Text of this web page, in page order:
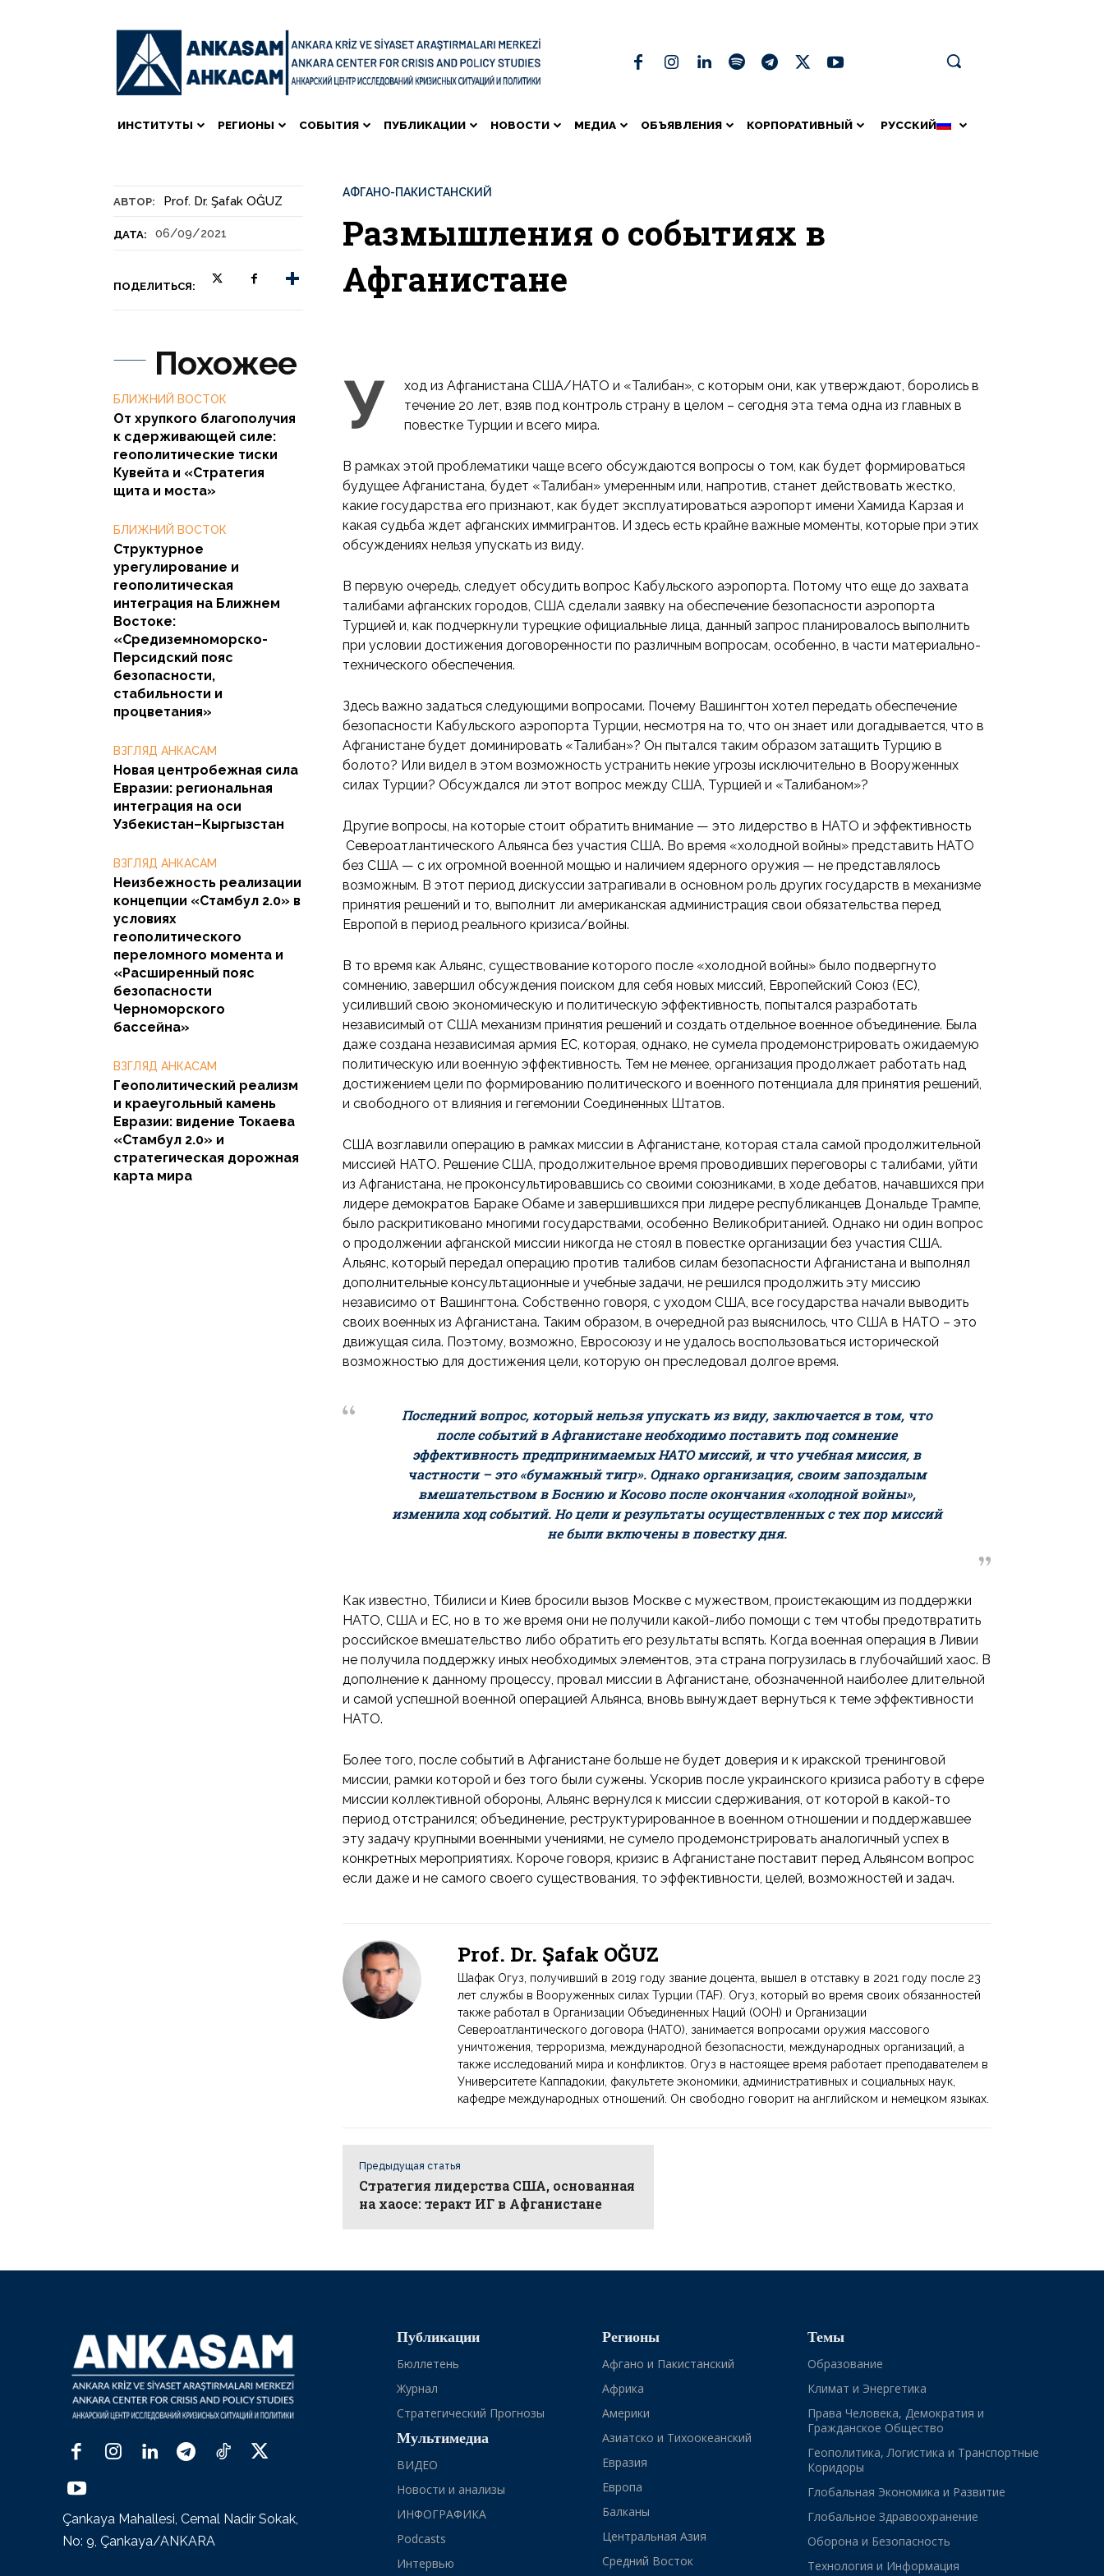
ИНСТИТУТЫ РЕГИОНЫ СОБЫТИЯ ПУБЛИКАЦИИ НОВОСТИ МЕДИА ОБЪЯВЛЕНИЯ КОРПОРАТИВНЫЙ РУССКИЙ
АВТОР: Prof. Dr. Şafak OĞUZ
ДАТА: 06/09/2021
ПОДЕЛИТЬСЯ:
АФГАНО-ПАКИСТАНСКИЙ
Размышления о событиях в
Афганистане
Похожее
БЛИЖНИЙ ВОСТОК
От хрупкого благополучия
к сдерживающей силе:
геополитические тиски
Кувейта и «Стратегия
щита и моста»
БЛИЖНИЙ ВОСТОК
Структурное
урегулирование и
геополитическая
интеграция на Ближнем
Востоке:
«Средиземноморско-
Персидский пояс
безопасности,
стабильности и
процветания»
ВЗГЛЯД АНКАСАМ
Новая центробежная сила
Евразии: региональная
интеграция на оси
Узбекистан–Кыргызстан
ВЗГЛЯД АНКАСАМ
Неизбежность реализации
концепции «Стамбул 2.0» в
условиях
геополитического
переломного момента и
«Расширенный пояс
безопасности
Черноморского
бассейна»
ВЗГЛЯД АНКАСАМ
Геополитический реализм
и краеугольный камень
Евразии: видение Токаева
«Стамбул 2.0» и
стратегическая дорожная
карта мира
У
ход из Афганистана США/НАТО и «Талибан», с которым они, как утверждают, боролись в
течение 20 лет, взяв под контроль страну в целом – сегодня эта тема одна из главных в
повестке Турции и всего мира.
В рамках этой проблематики чаще всего обсуждаются вопросы о том, как будет формироваться
будущее Афганистана, будет «Талибан» умеренным или, напротив, станет действовать жестко,
какие государства его признают, как будет эксплуатироваться аэропорт имени Хамида Карзая и
какая судьба ждет афганских иммигрантов. И здесь есть крайне важные моменты, которые при этих
обсуждениях нельзя упускать из виду.
В первую очередь, следует обсудить вопрос Кабульского аэропорта. Потому что еще до захвата
талибами афганских городов, США сделали заявку на обеспечение безопасности аэропорта
Турцией и, как подчеркнули турецкие официальные лица, данный запрос планировалось выполнить
при условии достижения договоренности по различным вопросам, особенно, в части материально-
технического обеспечения.
Здесь важно задаться следующими вопросами. Почему Вашингтон хотел передать обеспечение
безопасности Кабульского аэропорта Турции, несмотря на то, что он знает или догадывается, что в
Афганистане будет доминировать «Талибан»? Он пытался таким образом затащить Турцию в
болото? Или видел в этом возможность устранить некие угрозы исключительно в Вооруженных
силах Турции? Обсуждался ли этот вопрос между США, Турцией и «Талибаном»?
Другие вопросы, на которые стоит обратить внимание — это лидерство в НАТО и эффективность
Североатлантического Альянса без участия США. Во время «холодной войны» представить НАТО
без США — с их огромной военной мощью и наличием ядерного оружия — не представлялось
возможным. В этот период дискуссии затрагивали в основном роль других государств в механизме
принятия решений и то, выполнит ли американская администрация свои обязательства перед
Европой в период реального кризиса/войны.
В то время как Альянс, существование которого после «холодной войны» было подвергнуто
сомнению, завершил обсуждения поиском для себя новых миссий, Европейский Союз (ЕС),
усиливший свою экономическую и политическую эффективность, попытался разработать
независимый от США механизм принятия решений и создать отдельное военное объединение. Была
даже создана независимая армия ЕС, которая, однако, не сумела продемонстрировать ожидаемую
политическую или военную эффективность. Тем не менее, организация продолжает работать над
достижением цели по формированию политического и военного потенциала для принятия решений,
и свободного от влияния и гегемонии Соединенных Штатов.
США возглавили операцию в рамках миссии в Афганистане, которая стала самой продолжительной
миссией НАТО. Решение США, продолжительное время проводивших переговоры с талибами, уйти
из Афганистана, не проконсультировавшись со своими союзниками, в ходе дебатов, начавшихся при
лидере демократов Бараке Обаме и завершившихся при лидере республиканцев Дональде Трампе,
было раскритиковано многими государствами, особенно Великобританией. Однако ни один вопрос
о продолжении афганской миссии никогда не стоял в повестке организации без участия США.
Альянс, который передал операцию против талибов силам безопасности Афганистана и выполнял
дополнительные консультационные и учебные задачи, не решился продолжить эту миссию
независимо от Вашингтона. Собственно говоря, с уходом США, все государства начали выводить
своих военных из Афганистана. Таким образом, в очередной раз выяснилось, что США в НАТО – это
движущая сила. Поэтому, возможно, Евросоюзу и не удалось воспользоваться исторической
возможностью для достижения цели, которую он преследовал долгое время.
Последний вопрос, который нельзя упускать из виду, заключается в том, что
после событий в Афганистане необходимо поставить под сомнение
эффективность предпринимаемых НАТО миссий, и что учебная миссия, в
частности – это «бумажный тигр». Однако организация, своим запоздалым
вмешательством в Боснию и Косово после окончания «холодной войны»,
изменила ход событий. Но цели и результаты осуществленных с тех пор миссий
не были включены в повестку дня.
Как известно, Тбилиси и Киев бросили вызов Москве с мужеством, проистекающим из поддержки
НАТО, США и ЕС, но в то же время они не получили какой-либо помощи с тем чтобы предотвратить
российское вмешательство либо обратить его результаты вспять. Когда военная операция в Ливии
не получила поддержку иных необходимых элементов, эта страна погрузилась в глубочайший хаос. В
дополнение к данному процессу, провал миссии в Афганистане, обозначенной наиболее длительной
и самой успешной военной операцией Альянса, вновь вынуждает вернуться к теме эффективности
НАТО.
Более того, после событий в Афганистане больше не будет доверия и к иракской тренинговой
миссии, рамки которой и без того были сужены. Ускорив после украинского кризиса работу в сфере
миссии коллективной обороны, Альянс вернулся к миссии сдерживания, от которой в какой-то
период отстранился; объединение, реструктурированное в военном отношении и поддержавшее
эту задачу крупными военными учениями, не сумело продемонстрировать аналогичный успех в
конкретных мероприятиях. Короче говоря, кризис в Афганистане поставит перед Альянсом вопрос
если даже и не самого своего существования, то эффективности, целей, возможностей и задач.
Prof. Dr. Şafak OĞUZ
Шафак Огуз, получивший в 2019 году звание доцента, вышел в отставку в 2021 году после 23
лет службы в Вооруженных силах Турции (TAF). Огуз, который во время своих обязанностей
также работал в Организации Объединенных Наций (ООН) и Организации
Североатлантического договора (НАТО), занимается вопросами оружия массового
уничтожения, терроризма, международной безопасности, международных организаций, а
также исследований мира и конфликтов. Огуз в настоящее время работает преподавателем в
Университете Каппадокии, факультете экономики, административных и социальных наук,
кафедре международных отношений. Он свободно говорит на английском и немецком языках.
Предыдущая статья
Стратегия лидерства США, основанная
на хаосе: теракт ИГ в Афганистане
Çankaya Mahallesi, Cemal Nadir Sokak,
No: 9, Çankaya/ANKARA
Публикации
Бюллетень
Журнал
Стратегический Прогнозы
Мультимедиа
ВИДЕО
Новости и анализы
ИНФОГРАФИКА
Podcasts
Интервью
Регионы
Афгано и Пакистанский
Африка
Америки
Азиатско и Тихоокеанский
Евразия
Европа
Балканы
Центральная Азия
Средний Восток
Темы
Образование
Климат и Энергетика
Права Человека, Демократия и
Гражданское Общество
Геополитика, Логистика и Транспортные
Коридоры
Глобальная Экономика и Развитие
Глобальное Здравоохранение
Оборона и Безопасность
Технология и Информация